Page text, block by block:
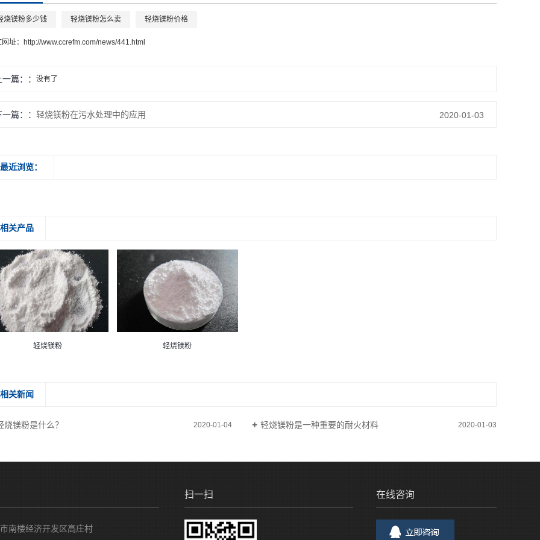
烧镁粉多少钱 轻烧镁粉怎么卖 轻烧镁粉价格
址： http://www.ccrefm.com/news/441.html
篇： 没有了
篇： 轻烧镁粉在污水处理中的应用 2020-01-03
最近浏览：
相关产品
轻烧镁粉 轻烧镁粉
相关新闻
烧镁粉是什么？
2020-01-04
轻烧镁粉是一种重要的耐火材料
2020-01-03
南楼经济开发区高庄村
扫一扫 在线咨询